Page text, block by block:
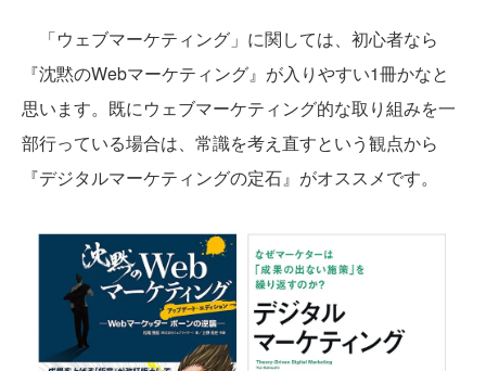
「ウェブマーケティング」に関しては、初心者なら
『沈黙のWebマーケティング』が入りやすい1冊かなと
思います。既にウェブマーケティング的な取り組みを一
部行っている場合は、常識を考え直すという観点から
『デジタルマーケティングの定石』がオススメです。